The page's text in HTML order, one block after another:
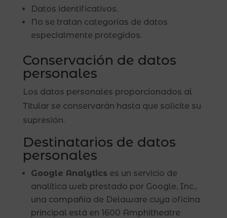
Datos identificativos.
No se tratan categorías de datos
especialmente protegidos.
Conservación de datos
personales
Los datos personales proporcionados al
Titular se conservarán hasta que solicite su
supresión.
Destinatarios de datos
personales
Google Analytics es un servicio de
analítica web prestado por Google, Inc.,
una compañía de Delaware cuya oficina
principal está en 1600 Amphitheatre